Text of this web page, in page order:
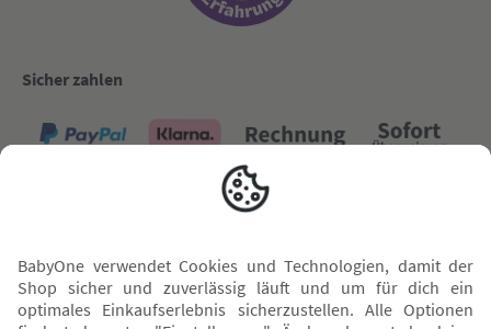
Sicher zahlen
Versand mit